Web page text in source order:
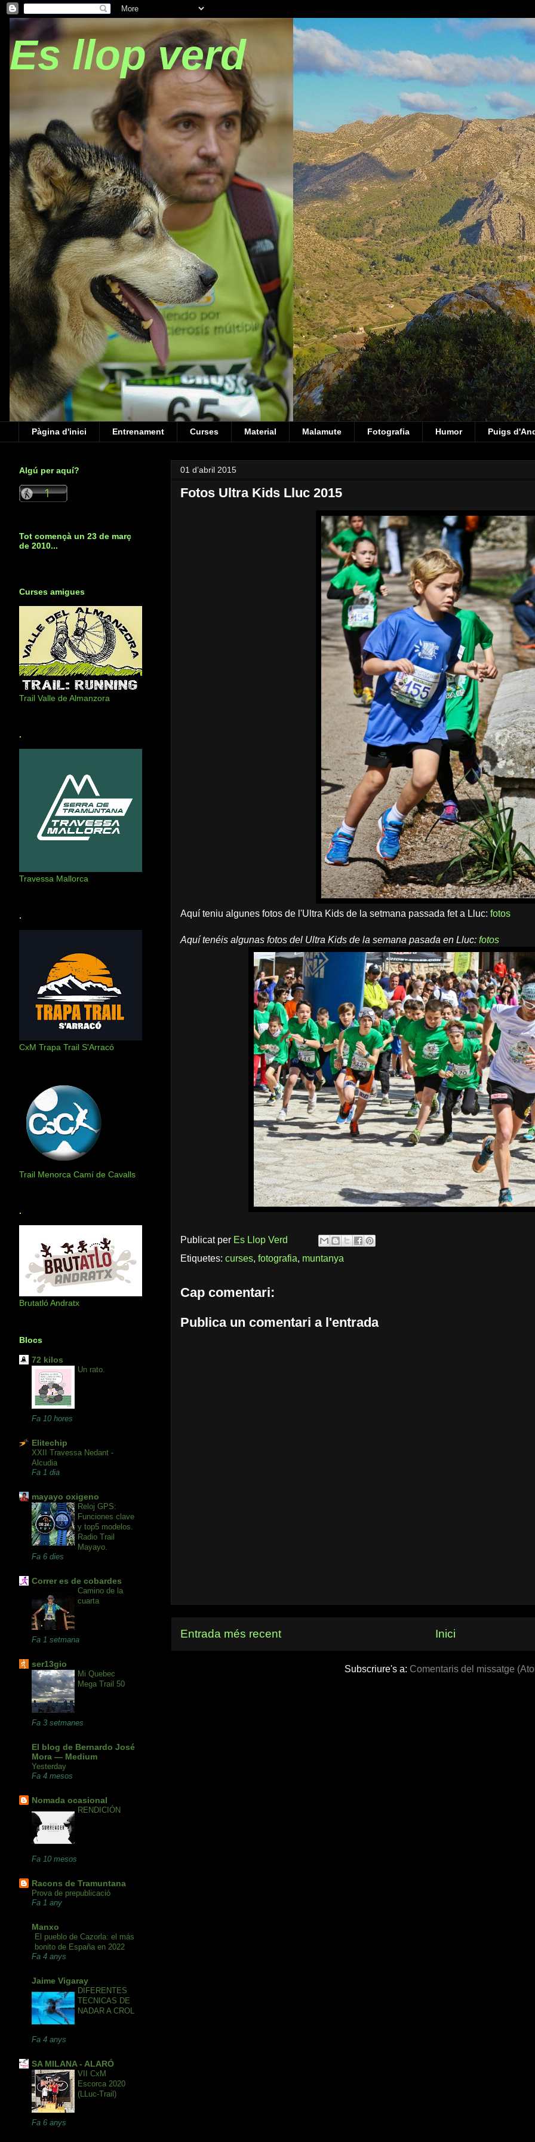
Es llop verd
Pàgina d'inici Entrenament Curses Material Malamute Fotografia Humor Puigs
01 d’abril 2015
Fotos Ultra Kids Lluc 2015
Aquí teniu algunes fotos de l'Ultra Kids de la setmana passada fet a Lluc: fotos
Aquí tenéis algunas fotos del Ultra Kids de la semana pasada en Lluc: fotos
Publicat per Es Llop Verd
Etiquetes: curses, fotografia, muntanya
Cap comentari:
Publica un comentari a l'entrada
Entrada més recent Inici
Subscriure's a: Comentaris del missatge
Algú per aquí?
Tot començà un 23 de març
de 2010...
Curses amigues
Trail Valle de Almanzora
.
Travessa Mallorca
.
CxM Trapa Trail S'Arracó
Trail Menorca Camí de Cavalls
.
Brutatló Andratx
Blocs
72 kilos
Un rato.
Fa 10 hores
Elitechip
XXII Travessa Nedant -
Alcudia
Fa 1 dia
mayayo oxigeno
Reloj GPS:
Funciones clave
y top5 modelos.
Radio Trail
Mayayo.
Fa 6 dies
Correr es de cobardes
Camino de la
cuarta
Fa 1 setmana
ser13gio
Mi Quebec
Mega Trail 50
Fa 3 setmanes
El blog de Bernardo José
Mora — Medium
Yesterday
Fa 4 mesos
Nomada ocasional
RENDICIÓN
Fa 10 mesos
Racons de Tramuntana
Prova de prepublicació
Fa 1 any
Manxo
El pueblo de Cazorla: el más
bonito de España en 2022
Fa 4 anys
Jaime Vigaray
DIFERENTES
TECNICAS DE
NADAR A CROL
Fa 4 anys
SA MILANA - ALARÓ
VII CxM
Escorca 2020
(LLuc-Trail)
Fa 6 anys